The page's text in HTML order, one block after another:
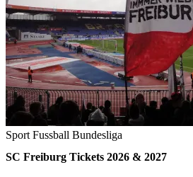
Sport Fussball Bundesliga
SC Freiburg Tickets 2026 & 2027